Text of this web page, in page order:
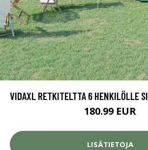
VIDAXL RETKITELTTA 6 HENKILÖLLE
180.99 EUR
LISÄTIETOJA